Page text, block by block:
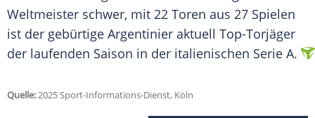
Weltmeister schwer, mit 22 Toren aus 27 Spielen
ist der gebürtige Argentinier aktuell Top-Torjäger
der laufenden Saison in der italienischen Serie A.
Quelle:2025 Sport-Informations-Dienst, Köln